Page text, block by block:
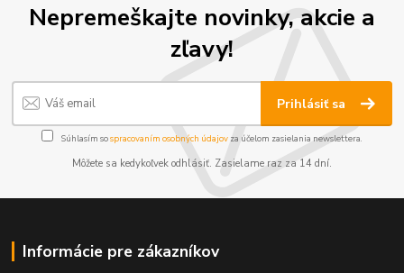
Nepremeškajte novinky, akcie a
zľavy!
Prihlásiť sa
Súhlasím sospracovaním osobných údajov za účelom zasielania newslettera.
Môžete sa kedykoľvek odhlásiť. Zasielame raz za 14 dní.
Informácie pre zákazníkov